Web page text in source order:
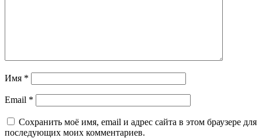
Имя *
Email *
Сохранить моё имя, email и адрес сайта в этом браузере для
последующих моих комментариев.